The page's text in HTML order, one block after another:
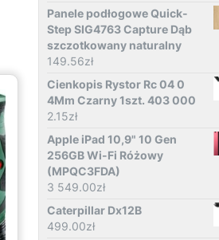
Panele podłogowe Quick-
Step SIG4763 Capture Dąb
szczotkowany naturalny
149.56zł
Cienkopis Rystor Rc 04 0
4Mm Czarny 1szt. 403 000
2.15zł
Apple iPad 10,9" 10 Gen
256GB Wi-Fi Różowy
(MPQC3FDA)
3 549.00zł
Caterpillar Dx12B
499.00zł